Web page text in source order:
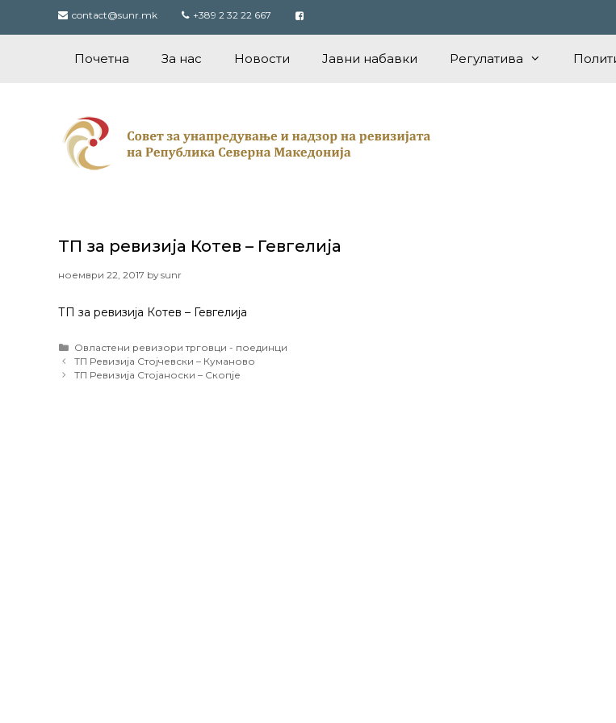
contact@sunr.mk +389 2 32 22 667
Почетна За нас Новости Јавни набавки Регулатива
ТП за ревизија Котев – Гевгелија
ноември 22, 2017 bysunr
ТП за ревизија Котев – Гевгелија
Categories
Овластени ревизори трговци - поединци
Post
navigation
ТП Ревизија Стојчевски – Куманово
ТП Ревизија Стојаноски – Скопје